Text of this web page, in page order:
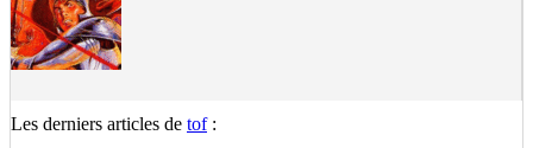
Les derniers articles de tof: